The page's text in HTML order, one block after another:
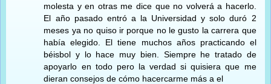
molesta y en otras me dice que no volverá a hacerlo.
El año pasado entró a la Universidad y solo duró 2
meses ya no quiso ir porque no le gusto la carrera que
había elegido. El tiene muchos años practicando el
béisbol y lo hace muy bien. Siempre he tratado de
apoyarlo en todo pero la verdad si quisiera que me
dieran consejos de cómo hacercarme más a el